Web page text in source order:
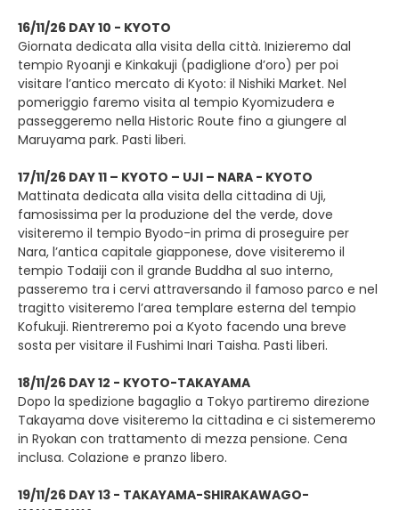
16/11/26 DAY 10 - KYOTO
Giornata dedicata alla visita della città. Inizieremo dal
tempio Ryoanji e Kinkakuji (padiglione d’oro) per poi
visitare l’antico mercato di Kyoto: il Nishiki Market. Nel
pomeriggio faremo visita al tempio Kyomizudera e
passeggeremo nella Historic Route fino a giungere al
Maruyama park. Pasti liberi.
17/11/26 DAY 11 – KYOTO – UJI – NARA - KYOTO
Mattinata dedicata alla visita della cittadina di Uji,
famosissima per la produzione del the verde, dove
visiteremo il tempio Byodo-in prima di proseguire per
Nara, l’antica capitale giapponese, dove visiteremo il
tempio Todaiji con il grande Buddha al suo interno,
passeremo tra i cervi attraversando il famoso parco e nel
tragitto visiteremo l’area templare esterna del tempio
Kofukuji. Rientreremo poi a Kyoto facendo una breve
sosta per visitare il Fushimi Inari Taisha. Pasti liberi.
18/11/26 DAY 12 - KYOTO-TAKAYAMA
Dopo la spedizione bagaglio a Tokyo partiremo direzione
Takayama dove visiteremo la cittadina e ci sistemeremo
in Ryokan con trattamento di mezza pensione. Cena
inclusa. Colazione e pranzo libero.
19/11/26 DAY 13 - TAKAYAMA-SHIRAKAWAGO-